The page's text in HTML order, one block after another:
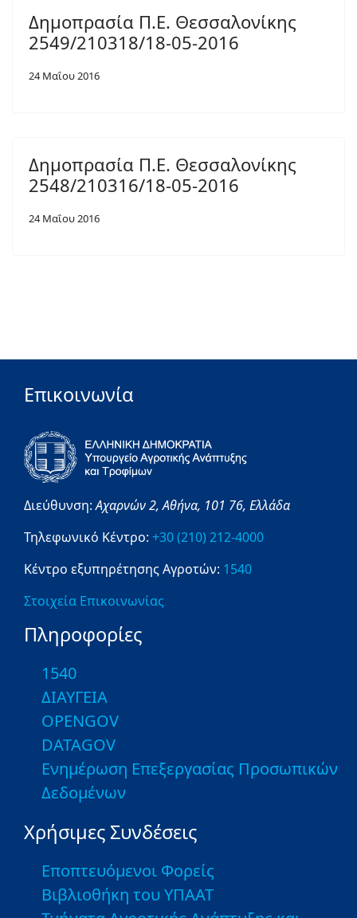
Δημοπρασία Π.Ε. Θεσσαλονίκης
2549/210318/18-05-2016
24 Μαΐου 2016
Δημοπρασία Π.Ε. Θεσσαλονίκης
2548/210316/18-05-2016
24 Μαΐου 2016
Επικοινωνία
Διεύθυνση:Αχαρνών 2,Αθήνα, 101 76, Ελλάδα
Τηλεφωνικό Κέντρο: +30 (210) 212-4000
Κέντρο εξυπηρέτησης Αγροτών: 1540
Στοιχεία Επικοινωνίας
Πληροφορίες
1540
ΔΙΑΥΓΕΙΑ
OPENGOV
DATAGOV
Ενημέρωση Επεξεργασίας Προσωπικών
Δεδομένων
Χρήσιμες Συνδέσεις
Εποπτευόμενοι Φορείς
Βιβλιοθήκη του ΥΠΑΑΤ